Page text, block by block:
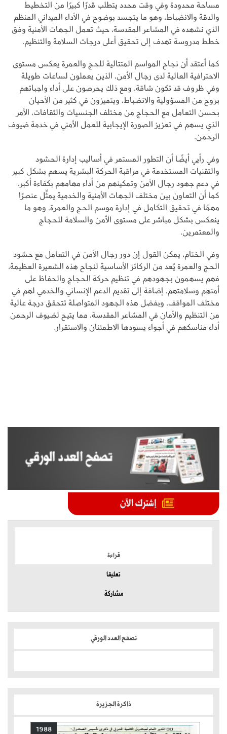
مساحة محدودة وفي وقت محدد يتطلب قدرًا كبيرًا من التخطيط
والدقة والانضباط، وهو ما يتجسد بوضوح في الأداء الميداني المنظم
الذي نشهده في المشاعر المقدسة، حيث تعمل الجهات الأمنية وفق
خطط مدروسة تهدف إلى تحقيق أعلى درجات السلامة والتنظيم.
كما أعتقد أن نجاح المواسم المتتالية للحج والعمرة يعكس مستوى
الاحترافية العالية لدى رجال الأمن، الذين يعملون لساعات طويلة
وفي ظروف قد تكون شاقة، ومع ذلك يحرصون على أداء واجباتهم
بروح من المسؤولية والانضباط، ويتميزون في كثير من الأحيان
بحسن التعامل مع الحجاج من مختلف الجنسيات والثقافات، الأمر
الذي يسهم في تعزيز الصورة الإيجابية للعمل الأمني في خدمة ضيوف
الرحمن.
وفي رأيي أيضًا أن التطور المستمر في أساليب إدارة الحشود
والتقنيات المستخدمة في مراقبة الحركة البشرية يسهم بشكل كبير
في دعم جهود رجال الأمن وتمكينهم من أداء مهامهم بكفاءة أكبر،
كما أن التعاون بين مختلف الجهات الأمنية والخدمية يمثِّل عنصرًا
مهمًا في تحقيق التكامل في إدارة موسم الحج والعمرة، وهو ما
ينعكس بشكل مباشر على مستوى الأمن والسلامة للحجاج
والمعتمرين.
وفي الختام، يمكن القول إن دور رجال الأمن في التعامل مع حشود
الحج والعمرة يُعد من الركائز الأساسية لنجاح هذه الشعيرة العظيمة،
فهم يسهمون بجهودهم في تنظيم حركة الحجاج والحفاظ على
أمنهم وسلامتهم، إضافة إلى تقديم الدعم الإنساني والخدمي لهم في
مختلف المواقف، وبفضل هذه الجهود المتواصلة تتحقق درجة عالية
من التنظيم والأمان في المشاعر المقدسة، مما يتيح لضيوف الرحمن
أداء مناسكهم في أجواء يسودها الاطمئنان والاستقرار.
قراءة
تعليقا
مشاركة
تصفح العدد الورقي
ذاكرة الجزيرة
1988